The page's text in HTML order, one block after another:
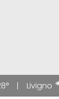
Livigno